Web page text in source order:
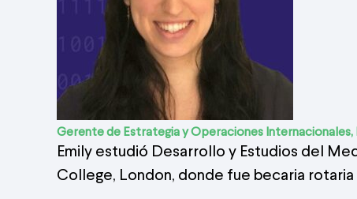
Gerente de Estrategia y Operaciones Internacionales,
Emily estudió Desarrollo y Estudios del
College, London, donde fue becaria